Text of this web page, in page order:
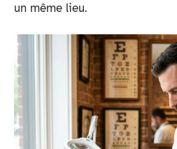
un même lieu.